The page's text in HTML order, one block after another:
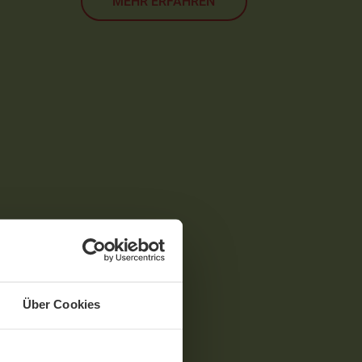
Über Cookies